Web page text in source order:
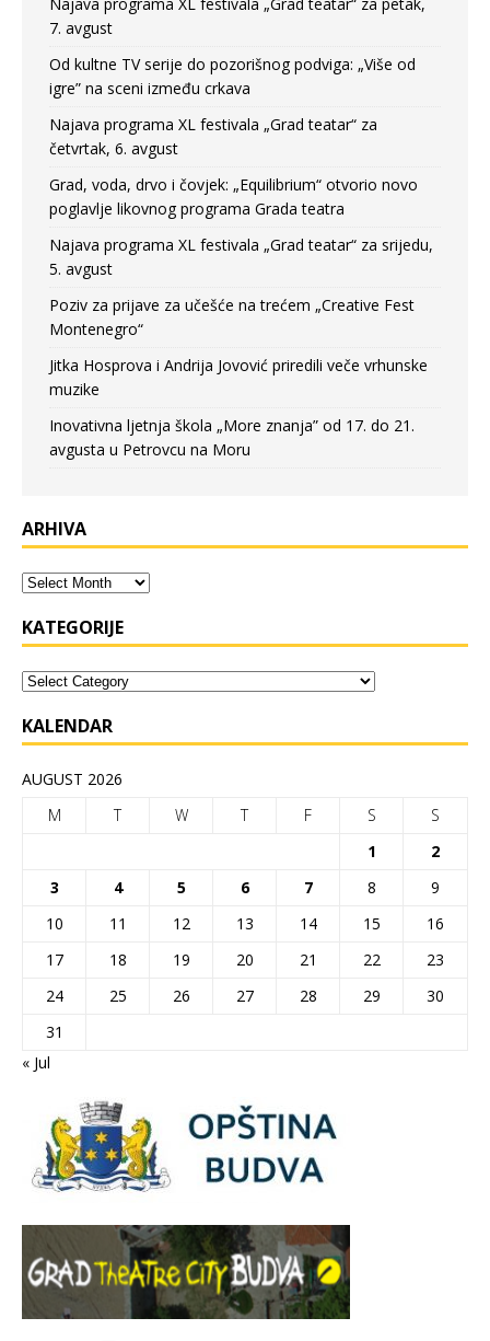
Najava programa XL festivala „Grad teatar“ za petak,
7. avgust
Od kultne TV serije do pozorišnog podviga: „Više od
igre” na sceni između crkava
Najava programa XL festivala „Grad teatar“ za
četvrtak, 6. avgust
Grad, voda, drvo i čovjek: „Equilibrium“ otvorio novo
poglavlje likovnog programa Grada teatra
Najava programa XL festivala „Grad teatar“ za srijedu,
5. avgust
Poziv za prijave za učešće na trećem „Creative Fest
Montenegro“
Jitka Hosprova i Andrija Jovović priredili veče vrhunske
muzike
Inovativna ljetnja škola „More znanja” od 17. do 21.
avgusta u Petrovcu na Moru
ARHIVA
KATEGORIJE
KALENDAR
AUGUST 2026
M
T W T F S
S
1
2
3
4 5 6 7 8
9
10
11 12 13 14 15
16
17
18 19 20 21 22
23
24
25 26 27 28 29
30
31
« Jul